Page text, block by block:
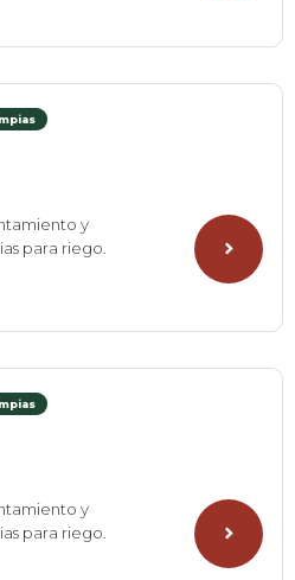
y
para riego.
y
para riego.